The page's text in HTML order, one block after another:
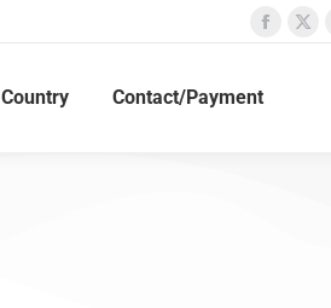
Country Contact/Payment